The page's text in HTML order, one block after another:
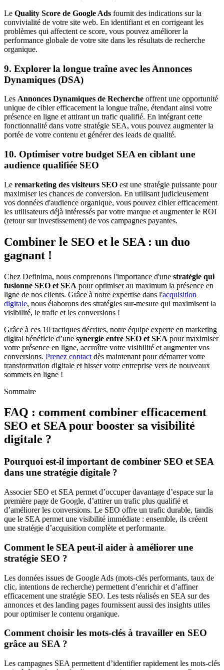
Le Quality Score de Google Ads fournit des indications sur la
convivialité de votre site web. En identifiant et en corrigeant les
problèmes qui affectent ce score, vous pouvez améliorer la
performance globale de votre site dans les résultats de recherche
organique.
9. Explorer la longue traîne avec les Annonces
Dynamiques (DSA)
Les Annonces Dynamiques de Recherche offrent une opportunité
unique de cibler efficacement la longue traîne, étendant ainsi votre
présence en ligne et attirant un trafic qualifié. En intégrant cette
fonctionnalité dans votre stratégie SEA, vous pouvez augmenter la
portée de votre contenu et générer des leads de qualité.
10. Optimiser votre budget SEA en ciblant une
audience qualifiée SEO
Le remarketing des visiteurs SEO est une stratégie puissante pour
maximiser les chances de conversion. En utilisant judicieusement
vos données d'audience organique, vous pouvez cibler efficacement
les utilisateurs déjà intéressés par votre marque et augmenter le ROI
(retour sur investissement) de vos campagnes payantes.
Combiner le SEO et le SEA : un duo
gagnant !
Chez Definima, nous comprenons l'importance d'une stratégie qui
fusionne SEO et SEA pour optimiser au maximum la présence en
ligne de nos clients. Grâce à notre expertise dans l'acquisition
digitale, nous élaborons des stratégies sur-mesure qui maximisent la
visibilité, le trafic et les conversions !
Grâce à ces 10 tactiques décrites, notre équipe experte en marketing
digital bénéficie d’une synergie entre SEO et SEA pour maximiser
votre présence en ligne, accroître votre visibilité et augmenter vos
conversions. Prenez contact dès maintenant pour démarrer votre
transformation digitale et hisser votre entreprise vers de nouveaux
sommets en ligne !
Sommaire
FAQ : comment combiner efficacement
SEO et SEA pour booster sa visibilité
digitale ?
Pourquoi est-il important de combiner SEO et SEA
dans une stratégie digitale ?
Associer SEO et SEA permet d’occuper davantage d’espace sur la
première page de Google, d’attirer un trafic plus qualifié et
d’améliorer les conversions. Le SEO offre un trafic durable, tandis
que le SEA permet une visibilité immédiate : ensemble, ils créent
une stratégie d’acquisition complète et performante.
Comment le SEA peut-il aider à améliorer une
stratégie SEO ?
Les données issues de Google Ads (mots-clés performants, taux de
clic, intentions de recherche) permettent d’enrichir et d’affiner
efficacement une stratégie SEO. Les tests réalisés en SEA sur des
annonces et des landing pages fournissent aussi des insights utiles
pour optimiser le contenu organique.
Comment choisir les mots-clés à travailler en SEO
grâce au SEA ?
Les campagnes SEA permettent d’identifier rapidement les mots-clés